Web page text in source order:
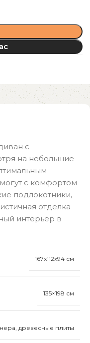
с
на небольшие
с комфортом
подлокотники,
отделка
интерьер в
167x112x94 см
135×198 см
древесные плиты